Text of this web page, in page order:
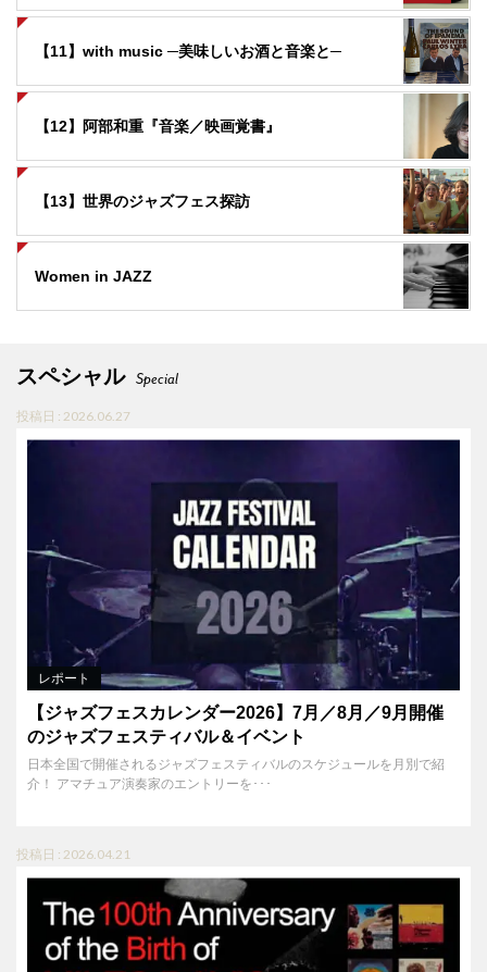
【11】with music ─美味しいお酒と音楽と─
【12】阿部和重『音楽／映画覚書』
【13】世界のジャズフェス探訪
Women in JAZZ
スペシャル Special
投稿日 : 2026.06.27
レポート
【ジャズフェスカレンダー2026】7月／8月／9月開催
のジャズフェスティバル＆イベント
日本全国で開催されるジャズフェスティバルのスケジュールを月別で紹
介！ アマチュア演奏家のエントリーを･･･
投稿日 : 2026.04.21